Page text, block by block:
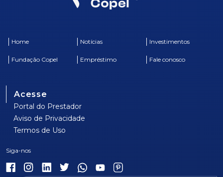
Home Notícias Investimentos
Fundação Copel Empréstimo Fale conosco
Acesse
Portal do Prestador
Aviso de Privacidade
Termos de Uso